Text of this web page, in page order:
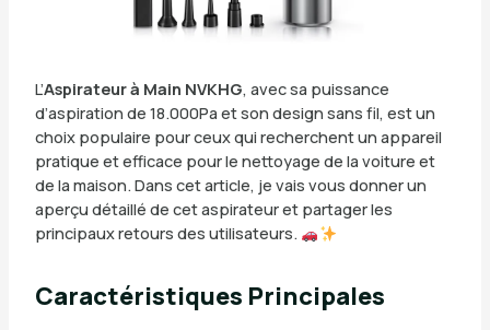
L’Aspirateur à Main NVKHG, avec sa puissance
d’aspiration de 18.000Pa et son design sans fil, est un
choix populaire pour ceux qui recherchent un appareil
pratique et efficace pour le nettoyage de la voiture et
de la maison. Dans cet article, je vais vous donner un
aperçu détaillé de cet aspirateur et partager les
principaux retours des utilisateurs.
Caractéristiques Principales